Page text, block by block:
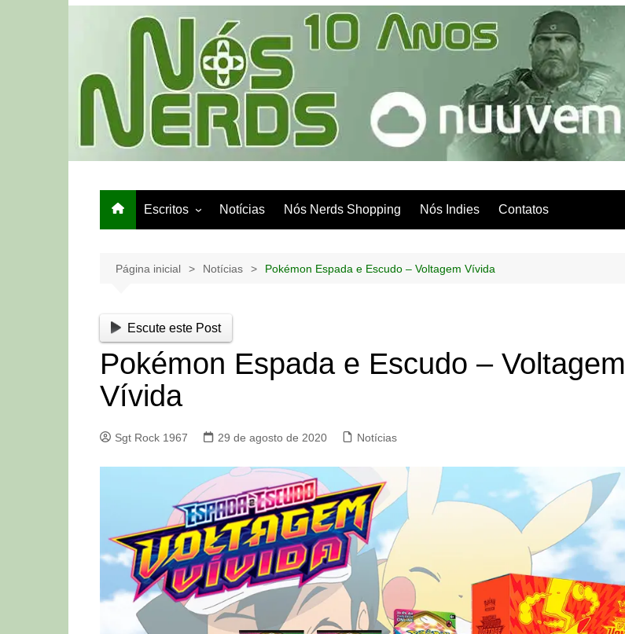
Escritos
Papo de Bar
Notícias Nós Nerds Shopping Nós Indies Contatos
Página inicial Notícias Pokémon Espada e Escudo – Voltagem Vívida
Escute este Post
Pokémon Espada e Escudo – Voltagem
Vívida
Sgt Rock 1967 29 de agosto de 2020 Notícias